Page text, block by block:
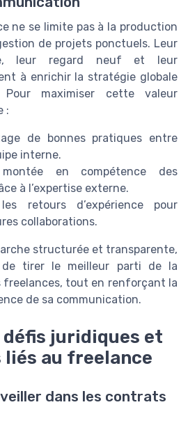
ne se limite pas à la production
de projets ponctuels. Leur
leur regard neuf et leur
à enrichir la stratégie globale
Pour maximiser cette valeur
:
de bonnes pratiques entre
interne.
en compétence des
à l’expertise externe.
retours d’expérience pour
collaborations.
structurée et transparente,
de tirer le meilleur parti de la
freelances, tout en renforçant la
de sa communication.
juridiques et
au freelance
dans les contrats